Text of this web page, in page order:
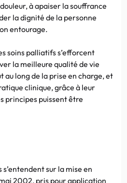
à apaiser la souffrance
la dignité de la personne
entourage.
soins palliatifs s’efforcent
la meilleure qualité de vie
au long de la prise en charge, et
clinique, grâce à leur
principes puissent être
sur la mise en
2002, pris pour application